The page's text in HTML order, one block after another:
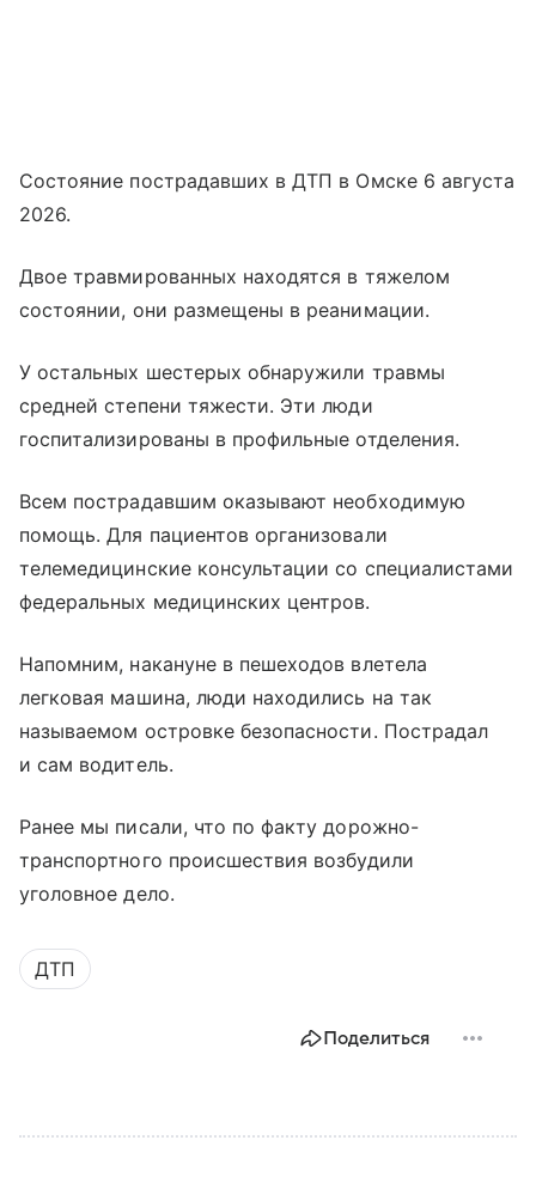
Состояние пострадавших в ДТП в Омске 6 августа
2026.
Двое травмированных находятся в тяжелом
состоянии, они размещены в реанимации.
У остальных шестерых обнаружили травмы
средней степени тяжести. Эти люди
госпитализированы в профильные отделения.
Всем пострадавшим оказывают необходимую
помощь. Для пациентов организовали
телемедицинские консультации со специалистами
федеральных медицинских центров.
Напомним, накануне в пешеходов влетела
легковая машина, люди находились на так
называемом островке безопасности. Пострадал
и сам водитель.
Ранее мы писали, что по факту дорожно-
транспортного происшествия возбудили
уголовное дело.
ДТП
Поделиться